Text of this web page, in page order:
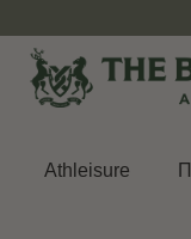
Δωρεάν μεταφορικά
Athleisure